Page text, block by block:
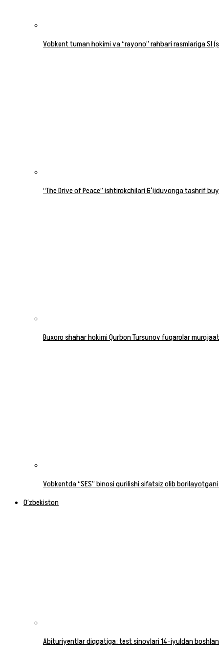
Vobkent tuman hokimi va “rayono” rahbari rasmlariga
“The Drive of Peace” ishtirokchilari Gʻijduvonga tashrif
Buxoro shahar hokimi Qurbon Tursunov fuqarolar
Vobkentda “SES” binosi qurilishi sifatsiz olib
O‘zbekiston
Abituriyentlar diqqatiga: test sinovlari 14-iyuldan